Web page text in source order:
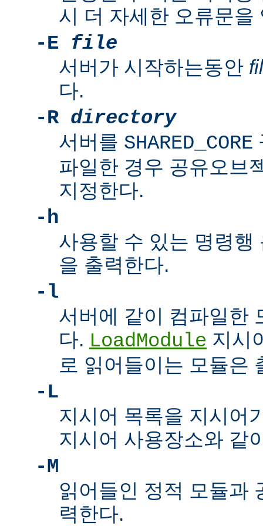
시 더 자세한 오류문을
-E file
서버가 시작하는동안
다.
-R directory
서버를 SHARED_CORE
파일한 경우 공유오브
지정한다.
-h
사용할 수 있는 명령행
을 출력한다.
-l
서버에 같이 컴파일한
다. LoadModule 지시
로 읽어들이는 모듈은
-L
지시어 목록을 지시어
지시어 사용장소와 같
-M
읽어들인 정적 모듈과
력한다.